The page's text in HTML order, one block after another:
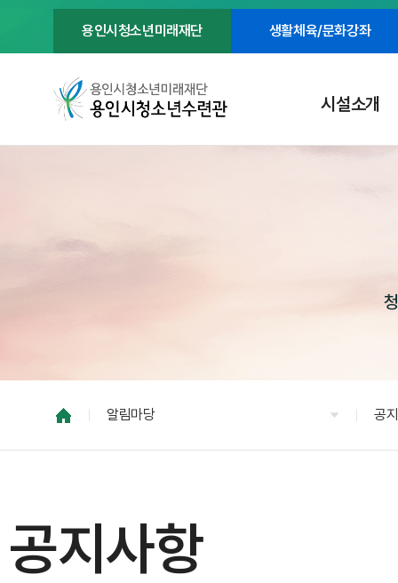
용인시청소년미래재단 생활체육/문화강좌
시설소개
알림마당 공
공지사항